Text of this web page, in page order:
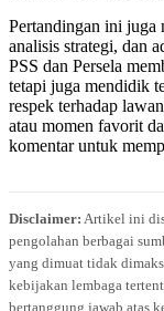
Pertandingan ini juga
analisis strategi, dan
PSS dan Persela
tetapi juga mendidik
respek terhadap
atau momen favorit
komentar untuk
Disclaimer: Artikel ini
pengolahan berbagai
yang dimuat tidak
kebijakan lembaga
bertanggung jawab atas